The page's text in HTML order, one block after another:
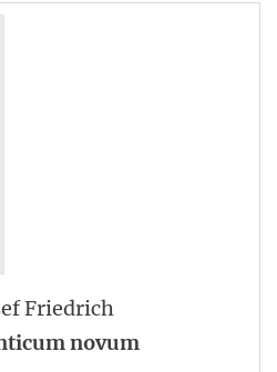
Friedrich
novum